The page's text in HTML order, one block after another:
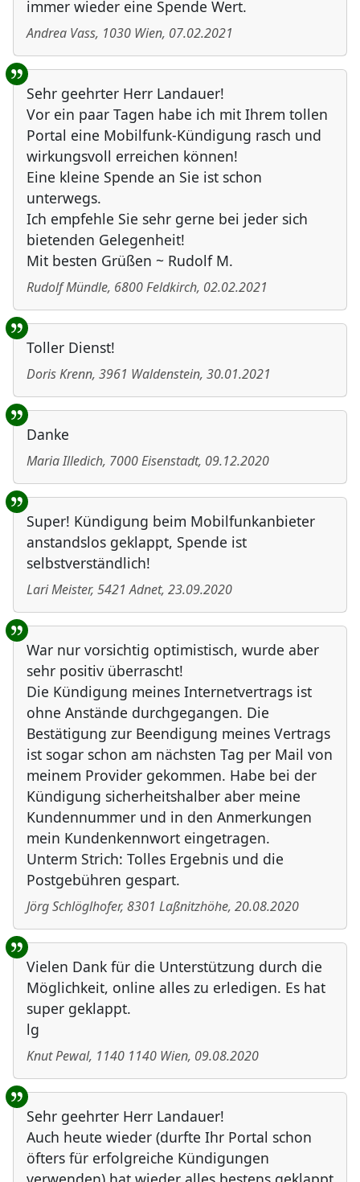
immer wieder eine Spende Wert.
Andrea Vass, 1030 Wien, 07.02.2021
Sehr geehrter Herr Landauer!
Vor ein paar Tagen habe ich mit Ihrem tollen
Portal eine Mobilfunk-Kündigung rasch und
wirkungsvoll erreichen können!
Eine kleine Spende an Sie ist schon
unterwegs.
Ich empfehle Sie sehr gerne bei jeder sich
bietenden Gelegenheit!
Mit besten Grüßen ~ Rudolf M.
Rudolf Mündle, 6800Feldkirch, 02.02.2021
Toller Dienst!
Doris Krenn, 3961 Waldenstein, 30.01.2021
Danke
Maria Illedich, 7000Eisenstadt, 09.12.2020
Super! Kündigung beim Mobilfunkanbieter
anstandslos geklappt, Spende ist
selbstverständlich!
Lari Meister, 5421 Adnet, 23.09.2020
War nur vorsichtig optimistisch, wurde aber
sehr positiv überrascht!
Die Kündigung meines Internetvertrags ist
ohne Anstände durchgegangen. Die
Bestätigung zur Beendigung meines Vertrags
ist sogar schon am nächsten Tag per Mail von
meinem Provider gekommen. Habe bei der
Kündigung sicherheitshalber aber meine
Kundennummer und in den Anmerkungen
mein Kundenkennwort eingetragen.
Unterm Strich: Tolles Ergebnis und die
Postgebühren gespart.
Jörg Schlöglhofer, 8301 Laßnitzhöhe, 20.08.2020
Vielen Dank für die Unterstützung durch die
Möglichkeit, online alles zu erledigen. Es hat
super geklappt.
lg
Knut Pewal, 1140 1140 Wien, 09.08.2020
Sehr geehrter Herr Landauer!
Auch heute wieder (durfte Ihr Portal schon
öfters für erfolgreiche Kündigungen